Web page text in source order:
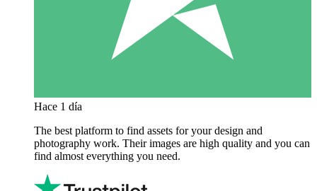
Hace 1 día
The best platform to find assets for your design and
photography work. Their images are high quality and you can
find almost everything you need.